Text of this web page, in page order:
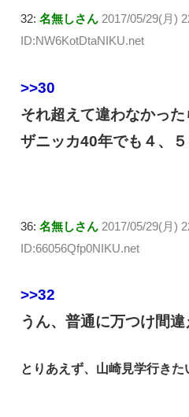
32: 名無しさん 2017/05/29(月)
ID:NW6KotDtaNIKU.net
>>30
それ超えて違わなかっ
ザニッカ40年でも４、
36: 名無しさん 2017/05/29(月)
ID:66056Qfp0NIKU.net
>>32
うん、普通に万つけ間
とりあえず、山崎見学行き